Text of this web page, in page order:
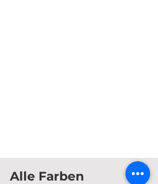
Alle Farben